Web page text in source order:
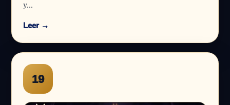
y...
Leer →
19